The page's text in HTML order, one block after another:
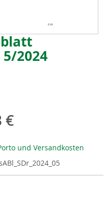
2024
€
und Versandkosten